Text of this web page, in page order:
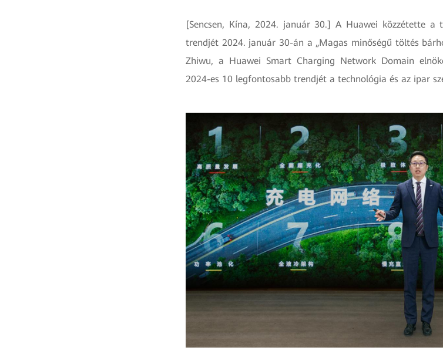
[Sencsen, Kína, 2024. január 30.] A Huawei közzétette a
trendjét 2024. január 30-án a „Magas minőségű töltés
Zhiwu, a Huawei Smart Charging Network Domain
2024-es 10 legfontosabb trendjét a technológia és az ipar